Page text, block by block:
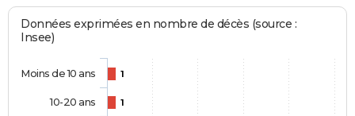
Données exprimées en nombre de décès (source :
Insee)
1
1
Moins de 10 ans
10-20 ans